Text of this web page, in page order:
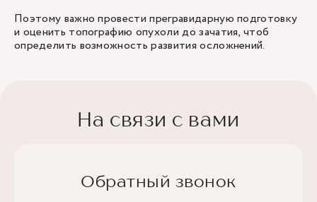
Поэтому важно провести прегравидарную подготовку
и оценить топографию опухоли до зачатия, чтоб
определить возможность развития осложнений.
На связи с вами
Обратный звонок